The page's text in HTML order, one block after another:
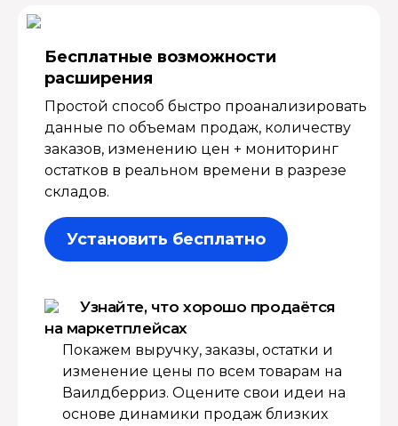
Бесплатные возмож­ности
расширения
Простой способ быстро проанализировать
данные по объемам продаж, количеству
заказов, изменению цен + мониторинг
остатков в реальном времени в разрезе
складов.
Установить бесплатно
Узнайте, что хорошо продаётся
на маркетплейсах
Покажем выручку, заказы, остатки и
изменение цены по всем товарам на
Ваилдберриз. Оцените свои идеи на
основе динамики продаж близких